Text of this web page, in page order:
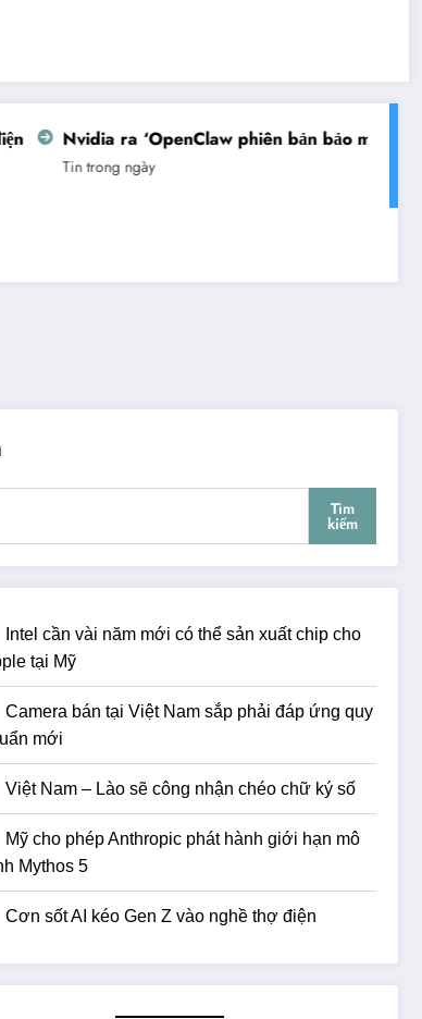
Nvidia ra ‘OpenClaw phiên bản bảo mật’
Tin trong ngày
Tìm
kiếm
Intel cần vài năm mới có thể sản xuất chip cho
tại Mỹ
Camera bán tại Việt Nam sắp phải đáp ứng quy
mới
Việt Nam – Lào sẽ công nhận chéo chữ ký số
Mỹ cho phép Anthropic phát hành giới hạn mô
Mythos 5
Cơn sốt AI kéo Gen Z vào nghề thợ điện